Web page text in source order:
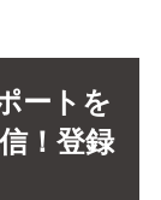
ートを
！登録